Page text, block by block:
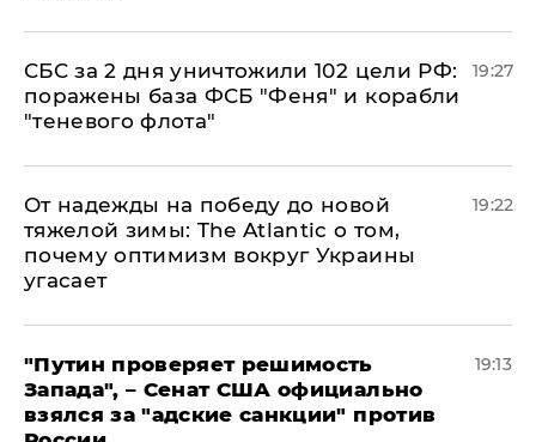
СБС за 2 дня уничтожили 102 цели РФ:
поражены база ФСБ "Феня" и корабли
"теневого флота"
19:27
От надежды на победу до новой
тяжелой зимы: The Atlantic о том,
почему оптимизм вокруг Украины
угасает
19:22
"Путин проверяет решимость
Запада", – Сенат США официально
взялся за "адские санкции" против
19:13